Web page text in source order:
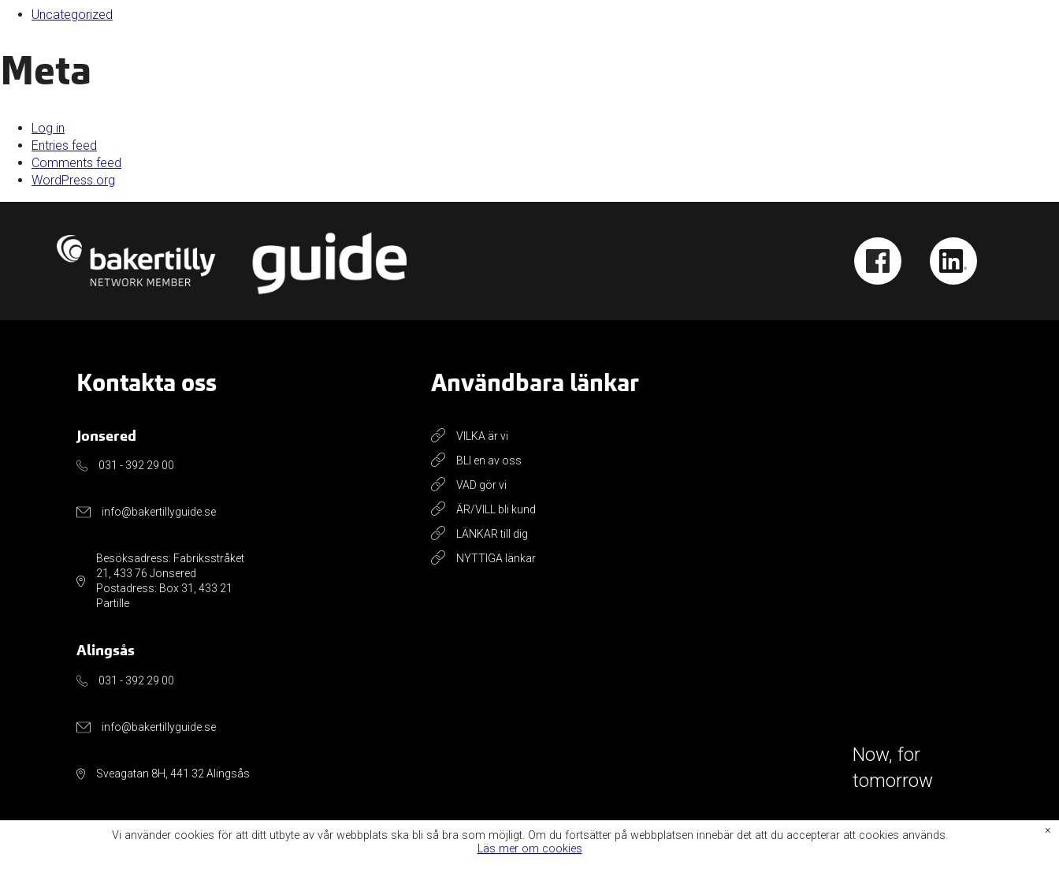
Uncategorized
Meta
Log in
Entries feed
Comments feed
WordPress.org
Kontakta oss
Jonsered
031 - 392 29 00
info@bakertillyguide.se
Besöksadress: Fabriksstråket
21, 433 76 Jonsered
Postadress: Box 31, 433 21
Partille
Alingsås
031 - 392 29 00
info@bakertillyguide.se
Sveagatan 8H, 441 32 Alingsås
Användbara länkar
VILKA är vi
BLI en av oss
VAD gör vi
ÄR/VILL bli kund
LÄNKAR till dig
NYTTIGA länkar
Now, for
tomorrow
×
Vi använder cookies för att ditt utbyte av vår webbplats ska bli så bra som möjligt. Om du fortsätter på webbplatsen innebär det att du accepterar att cookies används.
Läs mer om cookies